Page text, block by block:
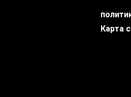
Карта